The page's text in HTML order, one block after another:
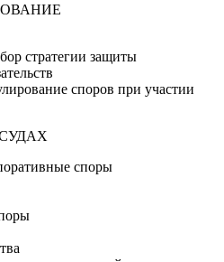
стратегии защиты
споров при участии
споры